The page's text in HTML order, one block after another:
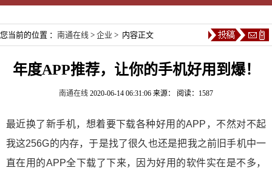
您当前的位置 ： 南通在线 > 企业 > 内容正文
年度APP推荐，让你的手机好用到爆！
南通在线 2020-06-14 06:31:06 来源： 阅读：1587
最近换了新手机，想着要下载各种好用的APP，不然对不起
我这256G的内存，于是找了很久也还是把我之前旧手机中一
直在用的APP全下载了下来，因为好用的软件实在是不多，